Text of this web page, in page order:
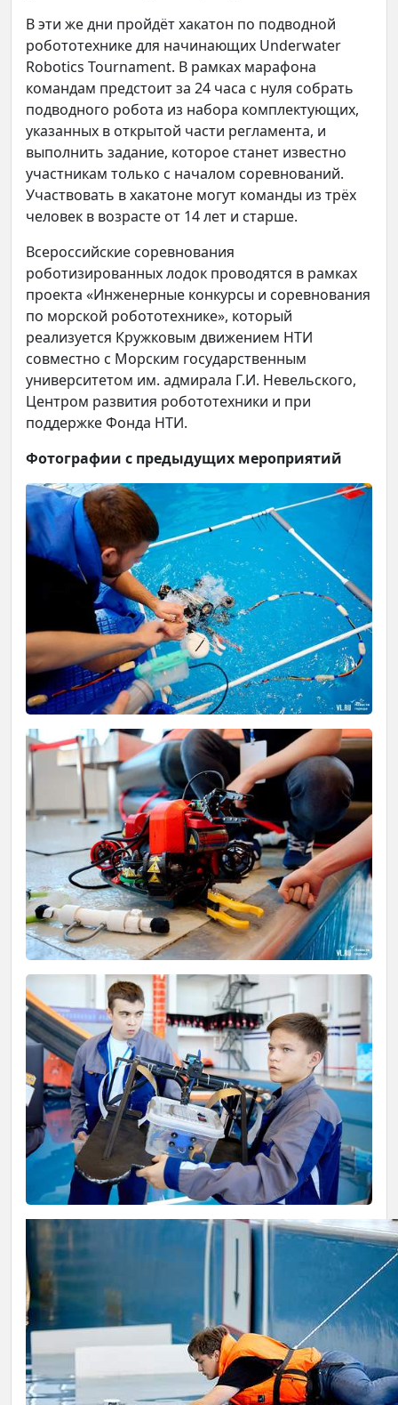
В эти же дни пройдёт хакатон по подводной
робототехнике для начинающих Underwater
Robotics Tournament. В рамках марафона
командам предстоит за 24 часа с нуля собрать
подводного робота из набора комплектующих,
указанных в открытой части регламента, и
выполнить задание, которое станет известно
участникам только с началом соревнований.
Участвовать в хакатоне могут команды из трёх
человек в возрасте от 14 лет и старше.
Всероссийские соревнования
роботизированных лодок проводятся в рамках
проекта «Инженерные конкурсы и соревнования
по морской робототехнике», который
реализуется Кружковым движением НТИ
совместно с Морским государственным
университетом им. адмирала Г.И. Невельского,
Центром развития робототехники и при
поддержке Фонда НТИ.
Фотографии с предыдущих мероприятий